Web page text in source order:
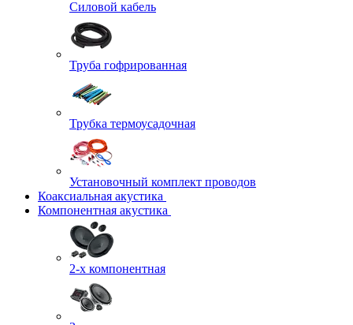
Силовой кабель
Труба гофрированная
Трубка термоусадочная
Установочный комплект проводов
Коаксиальная акустика
Компонентная акустика
2-х компонентная